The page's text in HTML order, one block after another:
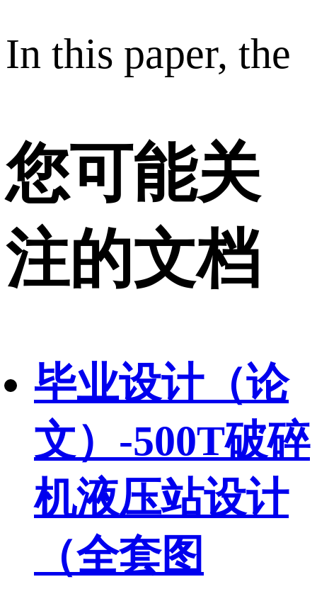
In this paper, the
您可能关
注的文档
毕业设计（论
文）-500T破碎
机液压站设计
（全套图